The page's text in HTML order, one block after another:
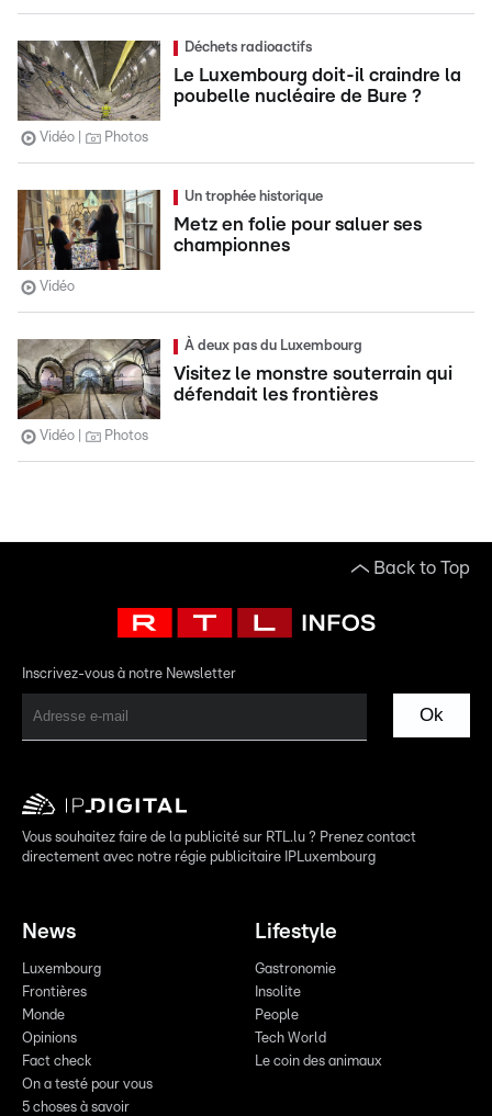
Déchets radioactifs
Le Luxembourg doit-il craindre la
poubelle nucléaire de Bure ?
Vidéo Photos
Un trophée historique
Metz en folie pour saluer ses
championnes
Vidéo
À deux pas du Luxembourg
Visitez le monstre souterrain qui
défendait les frontières
Vidéo Photos
Back to Top
Inscrivez-vous à notre Newsletter
Ok
Vous souhaitez faire de la publicité sur RTL.lu ? Prenez contact
directement avec notre régie publicitaire IPLuxembourg
News
Luxembourg
Frontières
Monde
Opinions
Fact check
On a testé pour vous
5 choses à savoir
Lifestyle
Gastronomie
Insolite
People
Tech World
Le coin des animaux